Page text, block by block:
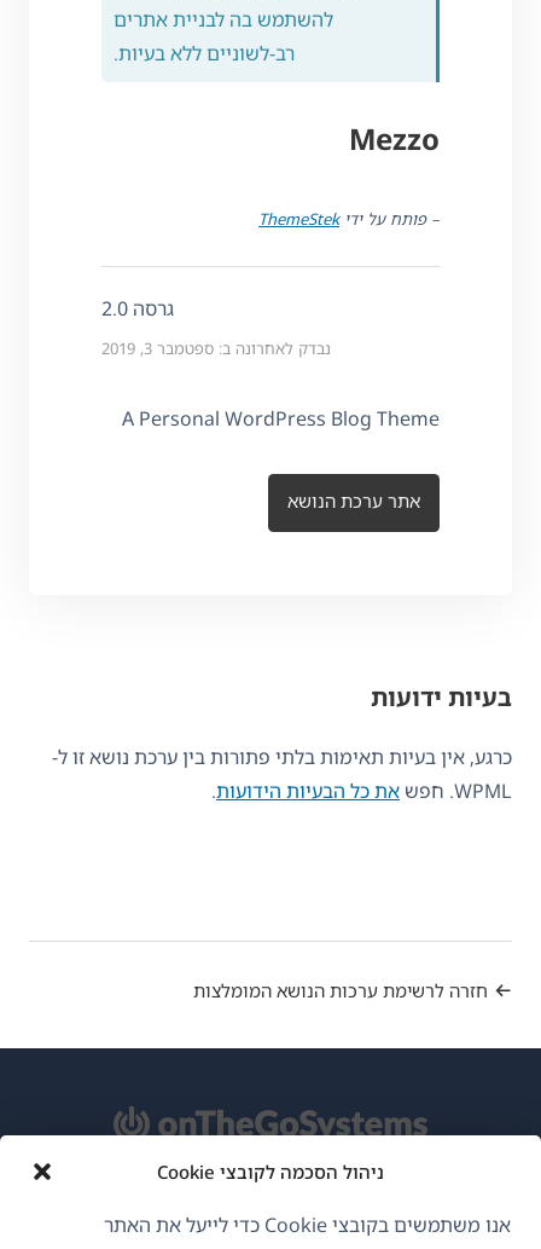
ניהול הסכמה לקובצי Cookie
אנו משתמשים בקובצי Cookie כדי לייעל את האתר
להשתמש בה לבניית אתרים
רב-לשוניים ללא בעיות.
Mezzo
– פותח על ידיThemeStek
גרסה 2.0
נבדק לאחרונה ב: ספטמבר 3, 2019
A Personal WordPress Blog Theme
אתר ערכת הנושא
בעיות ידועות
כרגע, אין בעיות תאימות בלתי פתורות בין ערכת נושא זו ל-
WPML. חפש
את כל הבעיות הידועות.
חזרה לרשימת ערכות הנושא המומלצות